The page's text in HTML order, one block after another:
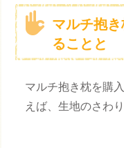
マルチ抱
ることと
マルチ抱き枕を購
えば、生地のさわ